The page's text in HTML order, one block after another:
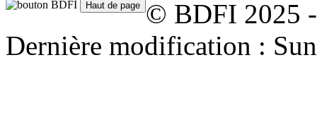
© BDFI 2025
Dernière modification :